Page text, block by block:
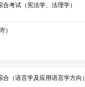
合考试（宪法学、法理学）
)
合（语言学及应用语言学方向）